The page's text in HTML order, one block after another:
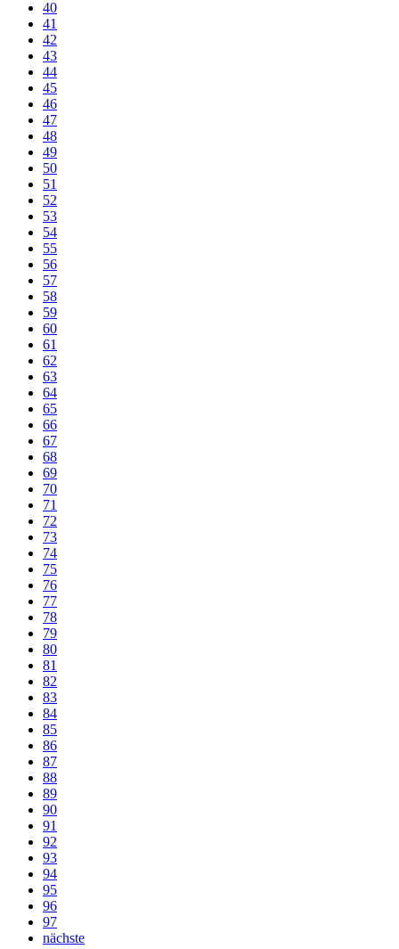
40
41
42
43
44
45
46
47
48
49
50
51
52
53
54
55
56
57
58
59
60
61
62
63
64
65
66
67
68
69
70
71
72
73
74
75
76
77
78
79
80
81
82
83
84
85
86
87
88
89
90
91
92
93
94
95
96
97
nächste